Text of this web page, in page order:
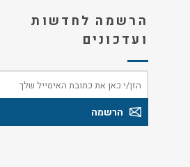
הרשמה לחדשות
ועדכונים